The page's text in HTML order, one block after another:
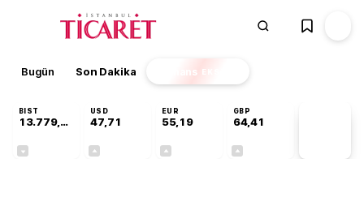
Bugün Son Dakika Finans EKSTRA
BIST
13.779,39
USD
47,71
EUR
55,19
GBP
64,41